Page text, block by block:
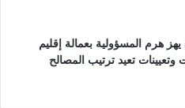
هرم المسؤولية بعمالة إقليم
وتعيينات تعيد ترتيب المصالح